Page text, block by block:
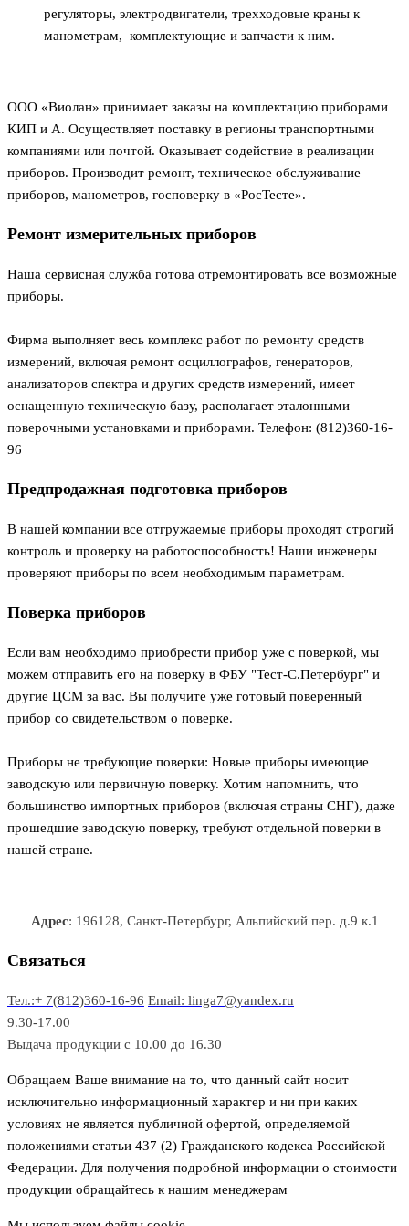
регуляторы, электродвигатели, трехходовые краны к
манометрам, комплектующие и запчасти к ним.
ООО «Виолан» принимает заказы на комплектацию приборами
КИП и А. Осуществляет поставку в регионы транспортными
компаниями или почтой. Оказывает содействие в реализации
приборов. Производит ремонт, техническое обслуживание
приборов, манометров, госповерку в «РосТесте».
Ремонт измерительных приборов
Наша сервисная служба готова отремонтировать все возможные
приборы.
Фирма выполняет весь комплекс работ по ремонту средств
измерений, включая ремонт осциллографов, генераторов,
анализаторов спектра и других средств измерений, имеет
оснащенную техническую базу, располагает эталонными
поверочными установками и приборами. Телефон: (812)360-16-
96
Предпродажная подготовка приборов
В нашей компании все отгружаемые приборы проходят строгий
контроль и проверку на работоспособность! Наши инженеры
проверяют приборы по всем необходимым параметрам.
Поверка приборов
Если вам необходимо приобрести прибор уже с поверкой, мы
можем отправить его на поверку в ФБУ "Тест-С.Петербург" и
другие ЦСМ за вас. Вы получите уже готовый поверенный
прибор со свидетельством о поверке.
Приборы не требующие поверки: Новые приборы имеющие
заводскую или первичную поверку. Хотим напомнить, что
большинство импортных приборов (включая страны СНГ), даже
прошедшие заводскую поверку, требуют отдельной поверки в
нашей стране.
Адрес: 196128, Санкт-Петербург, Альпийский пер. д.9 к.1
Связаться
Тел.:+ 7(812)360-16-96 Email: linga7@yandex.ru
9.30-17.00
Выдача продукции с 10.00 до 16.30
Обращаем Ваше внимание на то, что данный сайт носит
исключительно информационный характер и ни при каких
условиях не является публичной офертой, определяемой
положениями статьи 437 (2) Гражданского кодекса Российской
Федерации. Для получения подробной информации о стоимости
продукции обращайтесь к нашим менеджерам